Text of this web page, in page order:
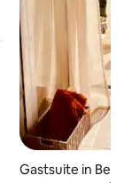
Gastsuite in